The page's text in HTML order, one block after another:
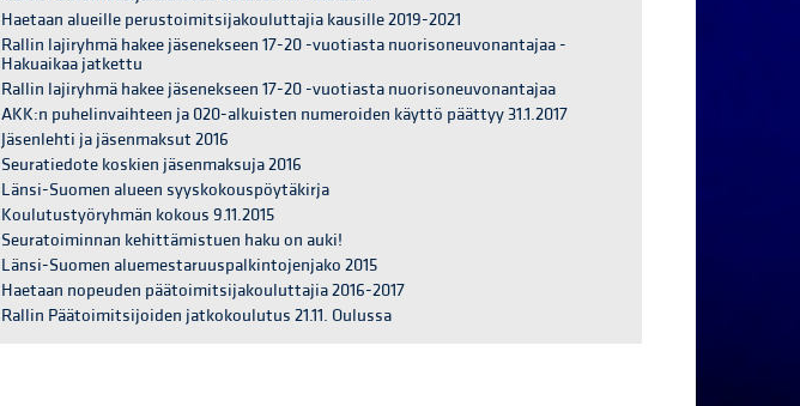
Haetaan alueille perustoimitsijakouluttajia kausille 2019-2021
Rallin lajiryhmä hakee jäsenekseen 17-20 -vuotiasta nuorisoneuvonantajaa -
Hakuaikaa jatkettu
Rallin lajiryhmä hakee jäsenekseen 17-20 -vuotiasta nuorisoneuvonantajaa
AKK:n puhelinvaihteen ja 020-alkuisten numeroiden käyttö päättyy 31.1.2017
Jäsenlehti ja jäsenmaksut 2016
Seuratiedote koskien jäsenmaksuja 2016
Länsi-Suomen alueen syyskokouspöytäkirja
Koulutustyöryhmän kokous 9.11.2015
Seuratoiminnan kehittämistuen haku on auki!
Länsi-Suomen aluemestaruuspalkintojenjako 2015
Haetaan nopeuden päätoimitsijakouluttajia 2016-2017
Rallin Päätoimitsijoiden jatkokoulutus 21.11. Oulussa